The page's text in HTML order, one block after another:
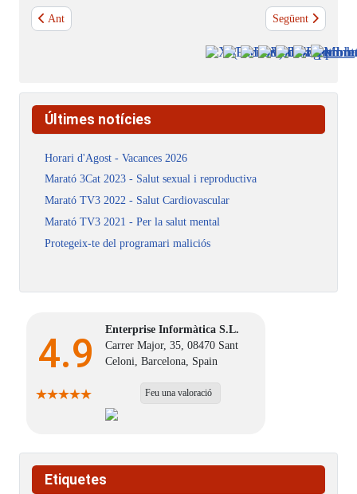
Article anterior: Formulari de contacte
Ant Article següent:
Següent
Últimes notícies
Horari d'Agost - Vacances 2026
Marató 3Cat 2023 - Salut sexual i reproductiva
Marató TV3 2022 - Salut Cardiovascular
Marató TV3 2021 - Per la salut mental
Protegeix-te del programari maliciós
4.9
Enterprise Informàtica S.L.
Carrer Major, 35, 08470 Sant
Celoni, Barcelona, Spain
Feu una valoració
Etiquetes